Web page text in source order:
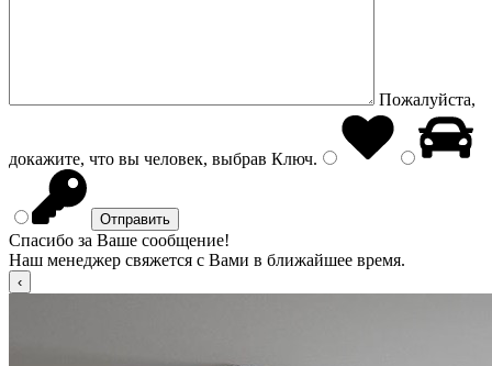
Пожалуйста,
докажите, что вы человек, выбрав Ключ.
Спасибо за Ваше сообщение!
Наш менеджер свяжется с Вами в ближайшее время.